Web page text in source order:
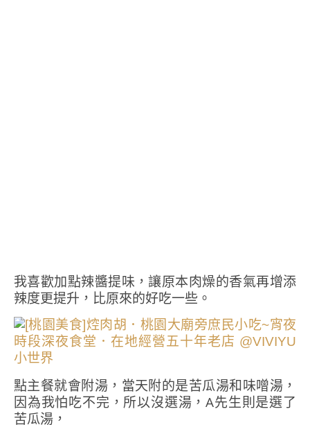
我喜歡加點辣醬提味，讓原本肉燥的香氣再增添
辣度更提升，比原來的好吃一些。
點主餐就會附湯，當天附的是苦瓜湯和味噌湯，
因為我怕吃不完，所以沒選湯，A先生則是選了
苦瓜湯，